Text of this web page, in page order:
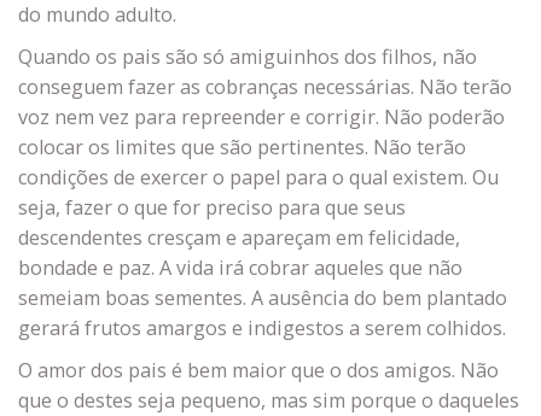
do mundo adulto.
Quando os pais são só amiguinhos dos filhos, não
conseguem fazer as cobranças necessárias. Não terão
voz nem vez para repreender e corrigir. Não poderão
colocar os limites que são pertinentes. Não terão
condições de exercer o papel para o qual existem. Ou
seja, fazer o que for preciso para que seus
descendentes cresçam e apareçam em felicidade,
bondade e paz. A vida irá cobrar aqueles que não
semeiam boas sementes. A ausência do bem plantado
gerará frutos amargos e indigestos a serem colhidos.
O amor dos pais é bem maior que o dos amigos. Não
que o destes seja pequeno, mas sim porque o daqueles